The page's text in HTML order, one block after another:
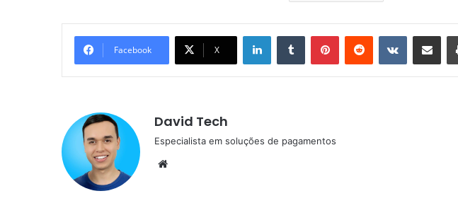
Facebook X
LinkedinTumblr PinterestReddit VK Compartilhar via e-mail
David Tech
Especialista em soluções de pagamentos